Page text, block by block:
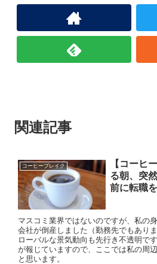
関連記事
コーヒーブレイク
【コーヒ
る朝、突
前に転職を
マスコミ業界ではないのですが、私の
会社が倒産しました（勤務先でもあり
ローバルな景気動向も先行き不透明で
が報じていますので、ここでは私の周
と思います。